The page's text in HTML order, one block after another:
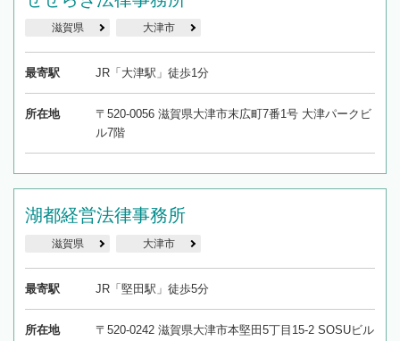
滋賀県 大津市
最寄駅 JR「大津駅」徒歩1分
所在地
〒520-0056 滋賀県大津市末広町7番1号 大津パークビ
ル7階
湖都経営法律事務所
滋賀県 大津市
最寄駅 JR「堅田駅」徒歩5分
所在地
〒520-0242 滋賀県大津市本堅田5丁目15-2 SOSUビル